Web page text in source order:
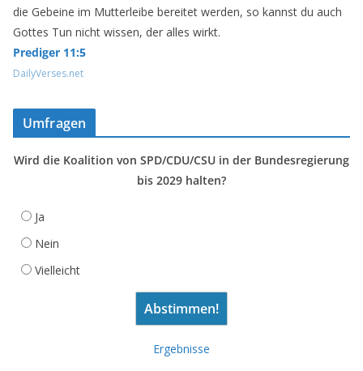
die Gebeine im Mutterleibe bereitet werden, so kannst du auch
Gottes Tun nicht wissen, der alles wirkt.
Prediger 11:5
DailyVerses.net
Umfragen
Wird die Koalition von SPD/CDU/CSU in der Bundesregierung
bis 2029 halten?
Ja
Nein
Vielleicht
Ergebnisse